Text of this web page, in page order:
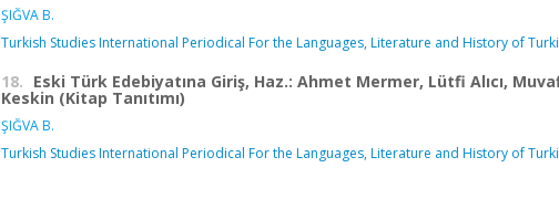
ŞIĞVA B.
Turkish Studies International Periodical For the Languages, Literature and History of
18. Eski Türk Edebiyatına Giriş, Haz.: Ahmet Mermer, Lütfi Alıcı,
Keskin (Kitap Tanıtımı)
ŞIĞVA B.
Turkish Studies International Periodical For the Languages, Literature and History of